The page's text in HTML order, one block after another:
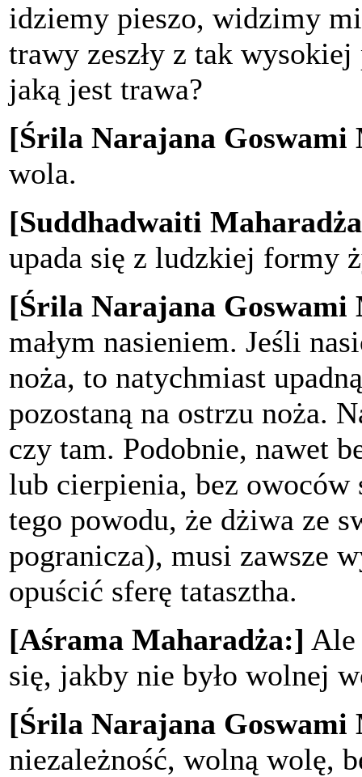
idziemy pieszo, widzimy
trawy zeszły z tak
jaką jest trawa?
[Śrila Narajana Goswami
wola.
[Suddhadwaiti
upada się z ludzkiej formy
[Śrila Narajana Goswami
małym nasieniem. Jeśli
noża, to natychmiast
pozostaną na ostrzu noża.
czy tam. Podobnie, nawet
lub cierpienia, bez owoców
tego powodu, że dżiwa ze
pogranicza), musi zawsze
opuścić sferę tatasztha.
[Aśrama Maharadża:] Ale
się, jakby nie było wolnej
[Śrila Narajana Goswami
niezależność, wolną wolę,